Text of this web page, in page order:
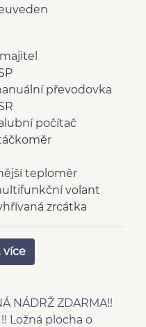
majitel
převodovka
počítač
teploměr
volant
zrcátka
řidiče
dálkový
více
NÁDRŽ ZDARMA!!
Ložná plocha o